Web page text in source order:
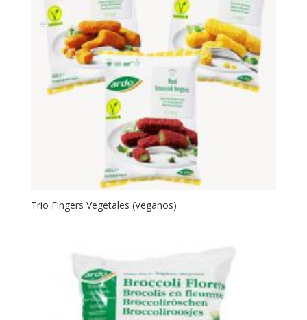
Trio Fingers Vegetales (Veganos)